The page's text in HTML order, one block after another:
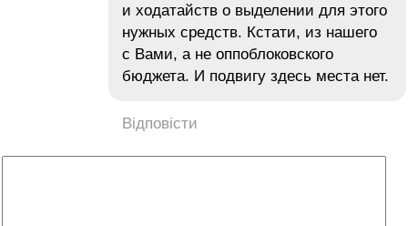
и ходатайств о выделении для этого
нужных средств. Кстати, из нашего
с Вами, а не оппоблоковского
бюджета. И подвигу здесь места нет.
Відповісти